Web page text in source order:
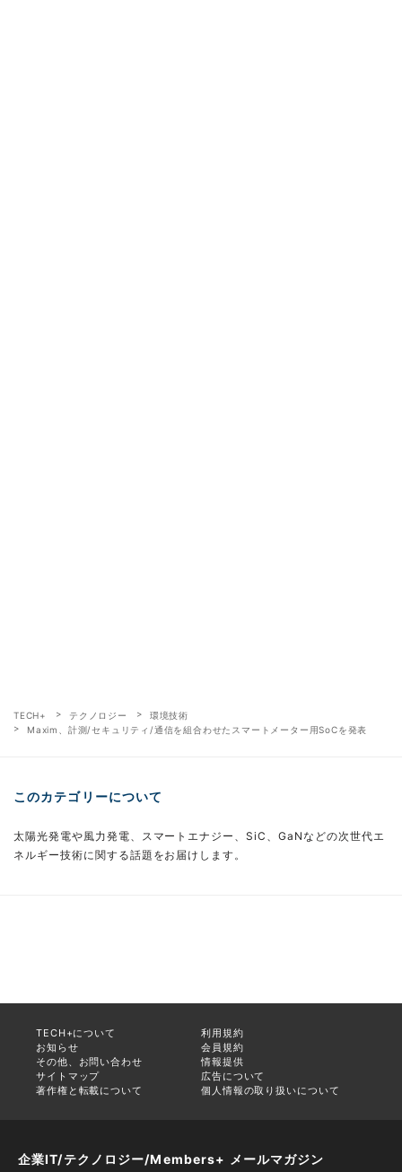
TECH+ テクノロジー
環境技術
Maxim、計測/セキュリティ/通信を組合わせたスマートメーター用SoCを発表
このカテゴリーについて
太陽光発電や風力発電、スマートエナジー、SiC、GaNなどの次世代エ
ネルギー技術に関する話題をお届けします。
TECH+について
利用規約
お知らせ
会員規約
その他、お問い合わせ
情報提供
サイトマップ
広告について
著作権と転載について
個人情報の取り扱いについて
企業IT/テクノロジー/Members+ メールマガジン